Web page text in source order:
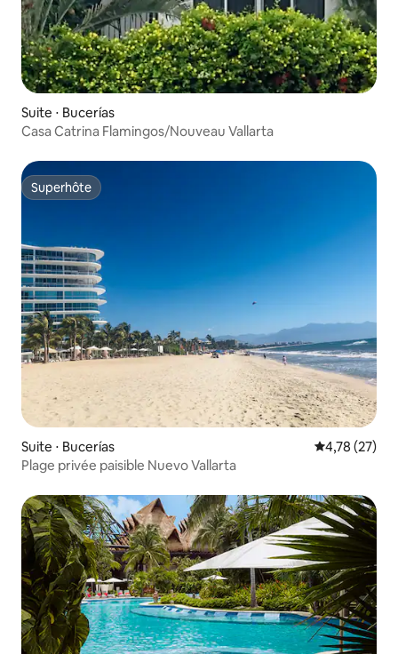
Suite ⋅ Bucerías
Casa Catrina Flamingos/Nouveau Vallarta
Superhôte
Superhôte
Suite ⋅ Bucerías Évaluation
4,78 (27)
Plage privée paisible Nuevo Vallarta